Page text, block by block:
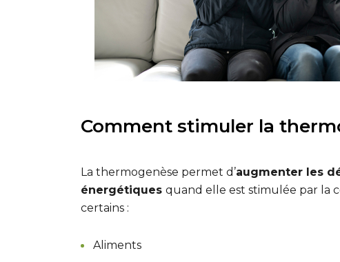
Comment stimuler la
La thermogenèse permet d’augmenter les
énergétiques quand elle est stimulée par la
certains :
Aliments